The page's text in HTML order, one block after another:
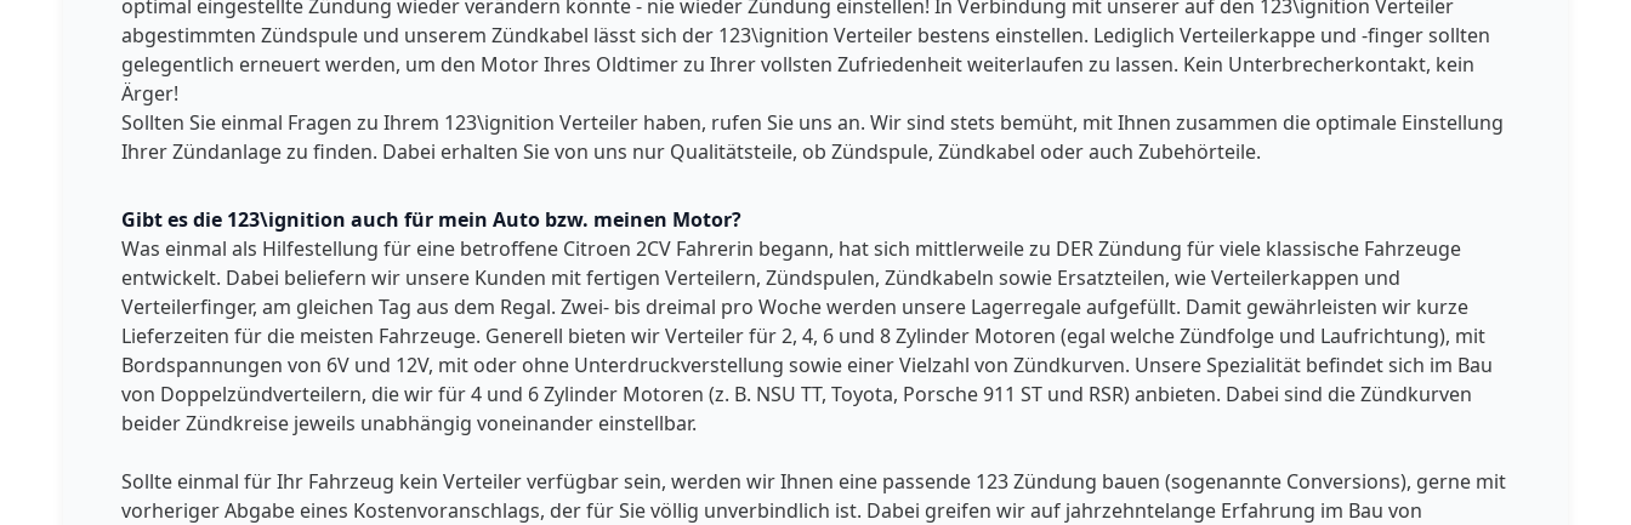
optimal eingestellte Zündung wieder verändern könnte - nie wieder Zündung einstellen! In Verbindung mit unserer auf den 123\ignition Verteiler
abgestimmten Zündspule und unserem Zündkabel lässt sich der 123\ignition Verteiler bestens einstellen. Lediglich Verteilerkappe und -finger sollten
gelegentlich erneuert werden, um den Motor Ihres Oldtimer zu Ihrer vollsten Zufriedenheit weiterlaufen zu lassen. Kein Unterbrecherkontakt, kein
Ärger!
Sollten Sie einmal Fragen zu Ihrem 123\ignition Verteiler haben, rufen Sie uns an. Wir sind stets bemüht, mit Ihnen zusammen die optimale Einstellung
Ihrer Zündanlage zu finden. Dabei erhalten Sie von uns nur Qualitätsteile, ob Zündspule, Zündkabel oder auch Zubehörteile.
Gibt es die 123\ignition auch für mein Auto bzw. meinen Motor?
Was einmal als Hilfestellung für eine betroffene Citroen 2CV Fahrerin begann, hat sich mittlerweile zu DER Zündung für viele klassische Fahrzeuge
entwickelt. Dabei beliefern wir unsere Kunden mit fertigen Verteilern, Zündspulen, Zündkabeln sowie Ersatzteilen, wie Verteilerkappen und
Verteilerfinger, am gleichen Tag aus dem Regal. Zwei- bis dreimal pro Woche werden unsere Lagerregale aufgefüllt. Damit gewährleisten wir kurze
Lieferzeiten für die meisten Fahrzeuge. Generell bieten wir Verteiler für 2, 4, 6 und 8 Zylinder Motoren (egal welche Zündfolge und Laufrichtung), mit
Bordspannungen von 6V und 12V, mit oder ohne Unterdruckverstellung sowie einer Vielzahl von Zündkurven. Unsere Spezialität befindet sich im Bau
von Doppelzündverteilern, die wir für 4 und 6 Zylinder Motoren (z. B. NSU TT, Toyota, Porsche 911 ST und RSR) anbieten. Dabei sind die Zündkurven
beider Zündkreise jeweils unabhängig voneinander einstellbar.
Sollte einmal für Ihr Fahrzeug kein Verteiler verfügbar sein, werden wir Ihnen eine passende 123 Zündung bauen (sogenannte Conversions), gerne mit
vorheriger Abgabe eines Kostenvoranschlags, der für Sie völlig unverbindlich ist. Dabei greifen wir auf jahrzehntelange Erfahrung im Bau von